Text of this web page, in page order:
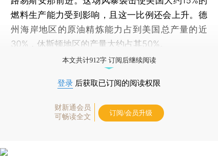
燃料生产能力受到影响，且这一比例还会上升。德
州海岸地区的原油精炼能力占到美国总产量的近
30%，休斯顿地区的产量大约占其50%。
本文共计912字 订阅后继续阅读
登录 后获取已订阅的阅读权限
财新通会员
可畅读全文
订阅/会员升级